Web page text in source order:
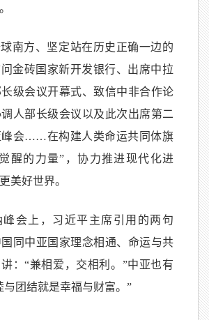
南方、坚定站在历史正确一边的
金砖国家新开发银行、出席中拉
级会议开幕式、致信中非合作论
人部长级会议以及此次出席第二
会……在构建人类命运共同体旗
醒的力量”，协力推进现代化进
美好世界。
峰会上，习近平主席引用的两句
同中亚国家理念相通、命运与共
：“兼相爱，交相利。”中亚也有
与团结就是幸福与财富。”